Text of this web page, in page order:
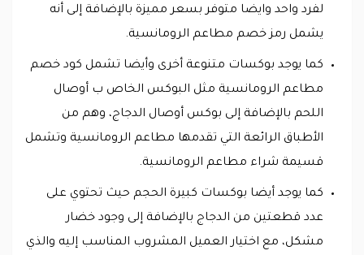
لفرد واحد وايضا متوفر بسعر مميزة بالإضافة إلى أنه
يشمل رمز خصم مطاعم الرومانسية.
كما يوجد بوكسات متنوعة أخرى وأيضا تشمل كود خصم
مطاعم الرومانسية مثل البوكس الخاص ب أوصال
اللحم بالإضافة إلى بوكس أوصال الدجاج، وهم من
الأطباق الرائعة التي تقدمها مطاعم الرومانسية وتشمل
قسيمة شراء مطاعم الرومانسية.
كما يوجد أيضا بوكسات كبيرة الحجم حيث تحتوي على
عدد قطعتين من الدجاج بالإضافة إلى وجود خضار
مشكل، مع اختيار العميل المشروب المناسب إليه والذي